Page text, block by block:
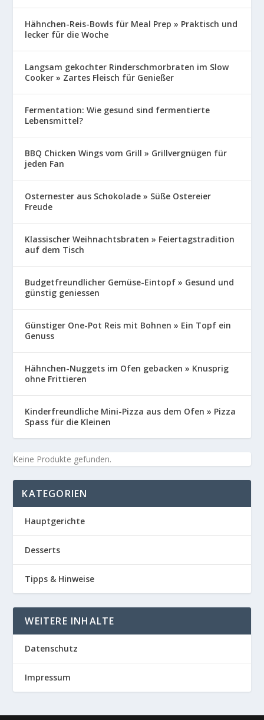
Hähnchen-Reis-Bowls für Meal Prep » Praktisch und
lecker für die Woche
Langsam gekochter Rinderschmorbraten im Slow
Cooker » Zartes Fleisch für Genießer
Fermentation: Wie gesund sind fermentierte
Lebensmittel?
BBQ Chicken Wings vom Grill » Grillvergnügen für
jeden Fan
Osternester aus Schokolade » Süße Ostereier
Freude
Klassischer Weihnachtsbraten » Feiertagstradition
auf dem Tisch
Budgetfreundlicher Gemüse-Eintopf » Gesund und
günstig geniessen
Günstiger One-Pot Reis mit Bohnen » Ein Topf ein
Genuss
Hähnchen-Nuggets im Ofen gebacken » Knusprig
ohne Frittieren
Kinderfreundliche Mini-Pizza aus dem Ofen » Pizza
Spass für die Kleinen
Keine Produkte gefunden.
KATEGORIEN
Hauptgerichte
Desserts
Tipps & Hinweise
WEITERE INHALTE
Datenschutz
Impressum